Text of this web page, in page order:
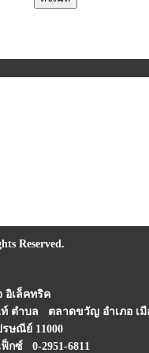
Reserved.
อิเล็คทริค
ท์ ตำบล ตลาดขวัญ อำเภอ เ
ณีย์ 11000
ซ์ 0-2951-6811